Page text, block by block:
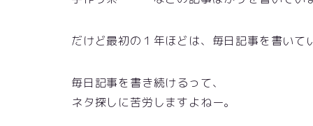
だけど最初の１年ほどは、毎日記事を書いて
毎日記事を書き続けるって、
ネタ探しに苦労しますよねー。